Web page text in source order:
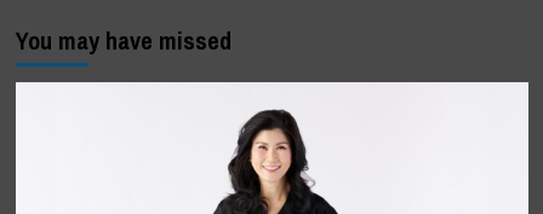
You may have missed